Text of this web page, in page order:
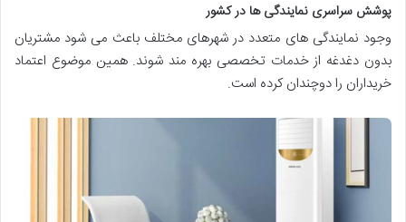
پوشش سراسری نمایندگی ها در کشور
وجود نمایندگی های متعدد در شهرهای مختلف باعث می شود مشتریان
بدون دغدغه از خدمات تخصصی بهره مند شوند. همین موضوع اعتماد
خریداران را دوچندان کرده است.